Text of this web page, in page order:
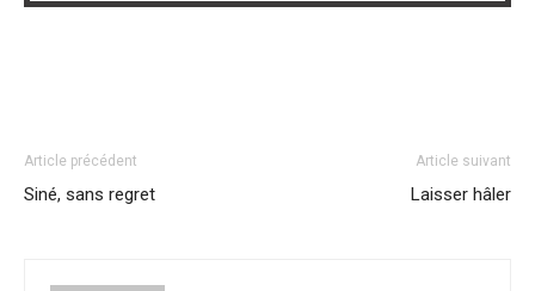
Article précédent
Siné, sans regret
Article suivant
Laisser hâler